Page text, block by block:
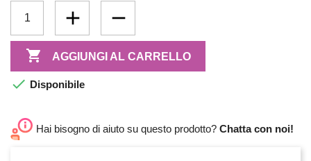
 AGGIUNGI AL CARRELLO
 Disponibile
Hai bisogno di aiuto su questo prodotto? Chatta con noi!